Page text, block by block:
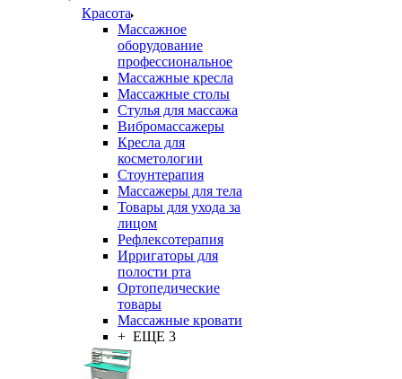
Красота
Массажное
оборудование
профессиональное
Массажные кресла
Массажные столы
Стулья для массажа
Вибромассажеры
Кресла для
косметологии
Стоунтерапия
Массажеры для тела
Товары для ухода за
лицом
Рефлексотерапия
Ирригаторы для
полости рта
Ортопедические
товары
Массажные кровати
+ ЕЩЕ 3